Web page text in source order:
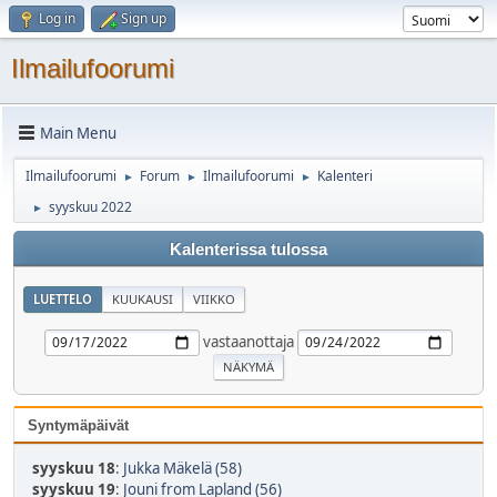
Log in Sign up
Ilmailufoorumi
Main Menu
Ilmailufoorumi ► Forum ► Ilmailufoorumi ► Kalenteri
► syyskuu 2022
Kalenterissa tulossa
LUETTELO KUUKAUSI VIIKKO
vastaanottaja
Syntymäpäivät
syyskuu 18: Jukka Mäkelä (58)
syyskuu 19: Jouni from Lapland (56)